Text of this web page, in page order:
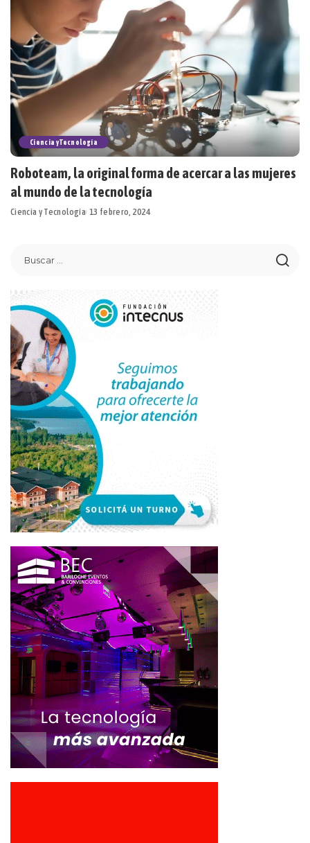
Ciencia y Tecnología
Roboteam, la original forma de acercar a las mujeres
al mundo de la tecnología
Ciencia y Tecnología 13 febrero, 2024